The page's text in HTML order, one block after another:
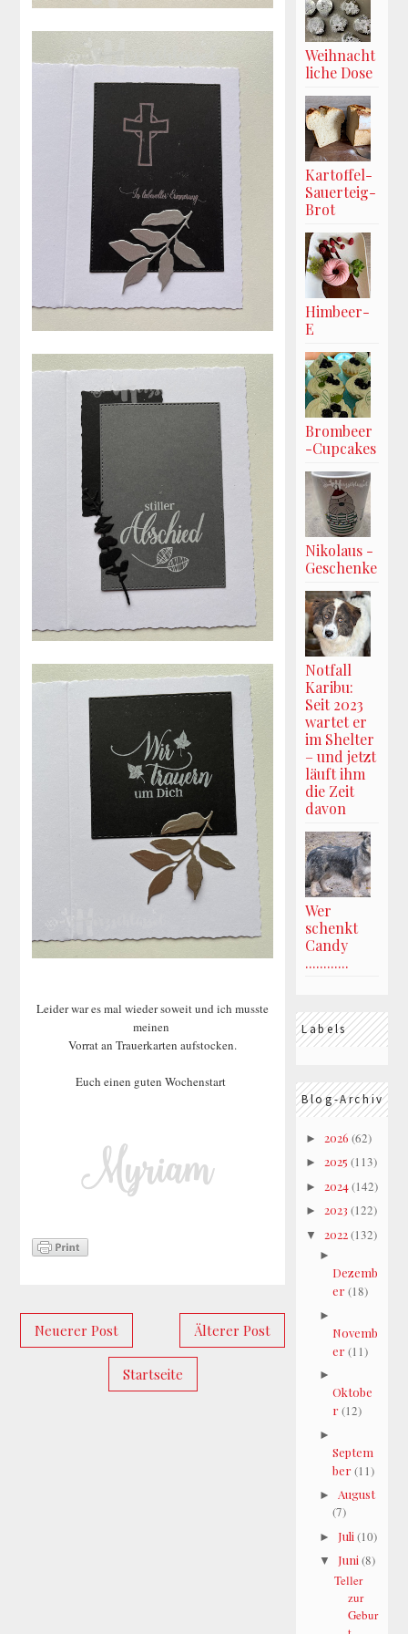
Leider war es mal wieder soweit und ich musste
meinen
Vorrat an Trauerkarten aufstocken.
Euch einen guten Wochenstart
Neuerer Post Älterer Post
Startseite
Weihnacht
liche Dose
Kartoffel-
Sauerteig-
Brot
Himbeer-
E
Brombeer
-Cupcakes
Nikolaus -
Geschenke
Notfall
Karibu:
Seit 2023
wartet er
im Shelter
– und jetzt
läuft ihm
die Zeit
davon
Wer
schenkt
Candy
............
Labels
Blog-Archiv
► 2026 (62)
► 2025 (113)
► 2024(142)
► 2023 (122)
▼ 2022(132)
►
Dezemb
er(18)
►
Novemb
er(11)
►
Oktobe
r(12)
►
Septem
ber(11)
►August
(7)
► Juli (10)
▼ Juni (8)
Teller
zur
Gebur